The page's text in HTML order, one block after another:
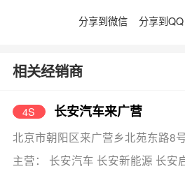
分享到微信 分享到QQ
相关经销商
4S 长安汽车来广营
北京市朝阳区来广营乡北苑东路8
主营： 长安汽车 长安新能源 长安